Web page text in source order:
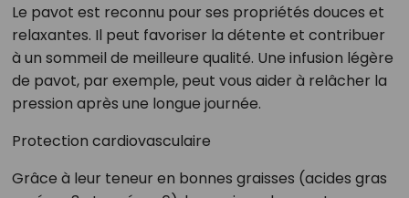
Le pavot est reconnu pour ses propriétés douces et
relaxantes. Il peut favoriser la détente et contribuer
à un sommeil de meilleure qualité. Une infusion légère
de pavot, par exemple, peut vous aider à relâcher la
pression après une longue journée.
Protection cardiovasculaire
Grâce à leur teneur en bonnes graisses (acides gras